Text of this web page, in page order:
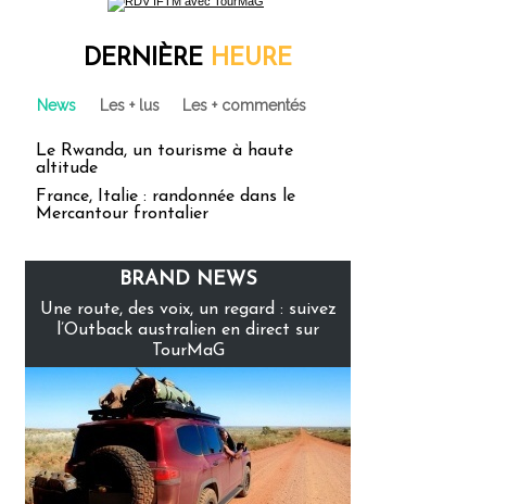
DERNIÈRE HEURE
News Les + lus Les + commentés
Le Rwanda, un tourisme à haute
altitude
France, Italie : randonnée dans le
Mercantour frontalier
BRAND NEWS
Une route, des voix, un regard : suivez
l’Outback australien en direct sur
TourMaG